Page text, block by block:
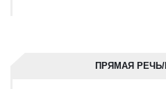
ПРЯМАЯ